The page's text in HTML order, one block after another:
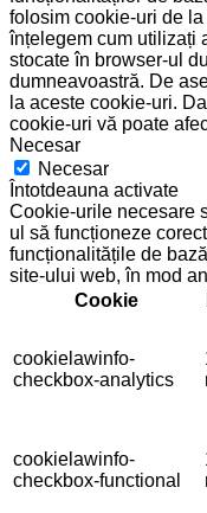
folosim cookie-uri de
înțelegem cum utilizați
stocate în browser-ul
dumneavoastră. De
la aceste cookie-uri.
cookie-uri vă poate
Necesar
Necesar
Întotdeauna activate
Cookie-urile necesare
ul să funcționeze
funcționalitățile de
site-ului web, în mod
Cookie
cookielawinfo-
checkbox-analytics
cookielawinfo-
checkbox-functional